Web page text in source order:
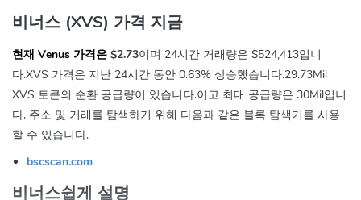
비너스 (XVS) 가격 지금
현재 Venus 가격은 $2.73이며 24시간 거래량은 $524,413입니
다.XVS 가격은 지난 24시간 동안 0.63% 상승했습니다.29.73Mil
XVS 토큰의 순환 공급량이 있습니다.이고 최대 공급량은 30Mil입니
다. 주소 및 거래를 탐색하기 위해 다음과 같은 블록 탐색기를 사용
할 수 있습니다.
bscscan.com
비너스쉽게 설명